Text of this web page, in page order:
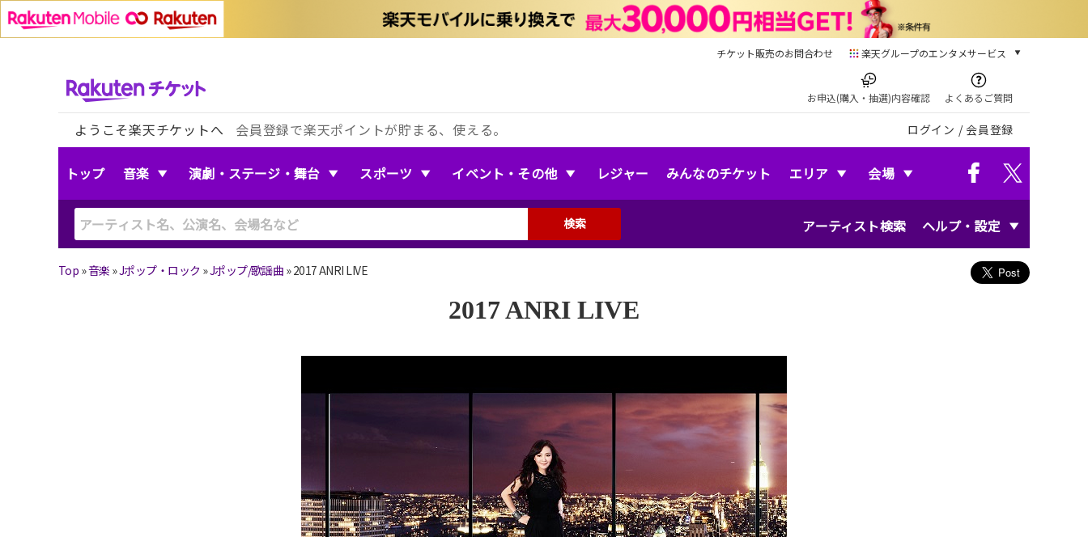
チケット販売のお問合わせ 楽天グループのエンタメサービス
本/ゲーム/CD/DVD
楽天ブックス
電子書籍
楽天Kobo
音楽配信
お申込(購入・抽選)内容確認 よくあるご質問
ようこそ楽天チケットへ 会員登録で楽天ポイントが貯まる、使える。 ログイン / 会員登録
トップ 音楽 演劇・ステージ・舞台 スポーツ イベント・その他 レジャー みんなのチケット エリア 会場
アーティスト検索 ヘルプ・設定
検索
Top »音楽 »Jポップ・ロック »Jポップ/歌謡曲 »2017 ANRI LIVE
2017 ANRI LIVE